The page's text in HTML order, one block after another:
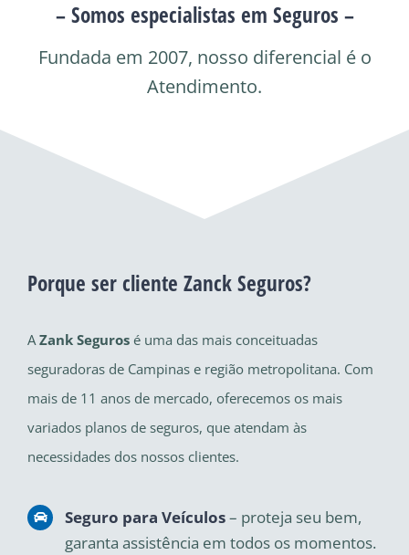
– Somos especialistas em Seguros –
Fundada em 2007, nosso diferencial é o
Atendimento.
Porque ser cliente Zanck Seguros?
AZank Seguros é uma das mais conceituadas
seguradoras de Campinas e região metropolitana. Com
mais de 11 anos de mercado, oferecemos os mais
variados planos de seguros, que atendam às
necessidades dos nossos clientes.
Seguro para Veículos– proteja seu bem,
garanta assistência em todos os momentos.